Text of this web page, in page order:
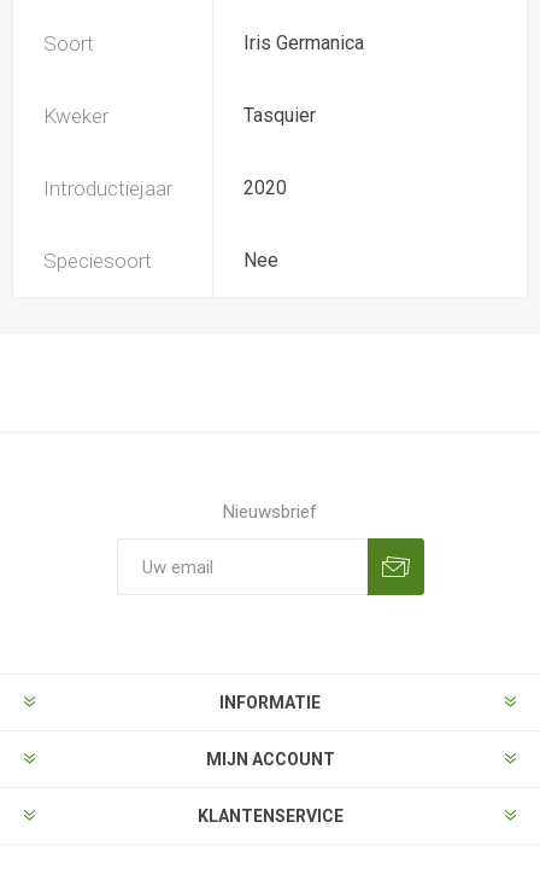
Soort Iris Germanica
Kweker Tasquier
Introductiejaar 2020
Speciesoort Nee
Nieuwsbrief
INFORMATIE
MIJN ACCOUNT
KLANTENSERVICE